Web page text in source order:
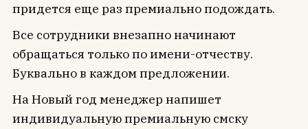
придется еще раз премиально подождать.
Все сотрудники внезапно начинают
обращаться только по имени-отчеству.
Буквально в каждом предложении.
На Новый год менеджер напишет
индивидуальную премиальную смску